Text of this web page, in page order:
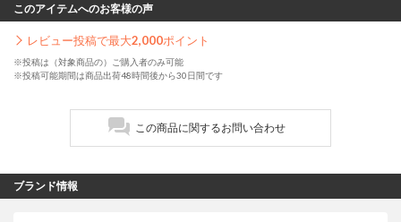
このアイテムへのお客様の声
レビュー投稿で最大2,000ポイント
※投稿は（対象商品の）ご購入者のみ可能
※投稿可能期間は商品出荷48時間後から30日間です
この商品に関するお問い合わせ
ブランド情報